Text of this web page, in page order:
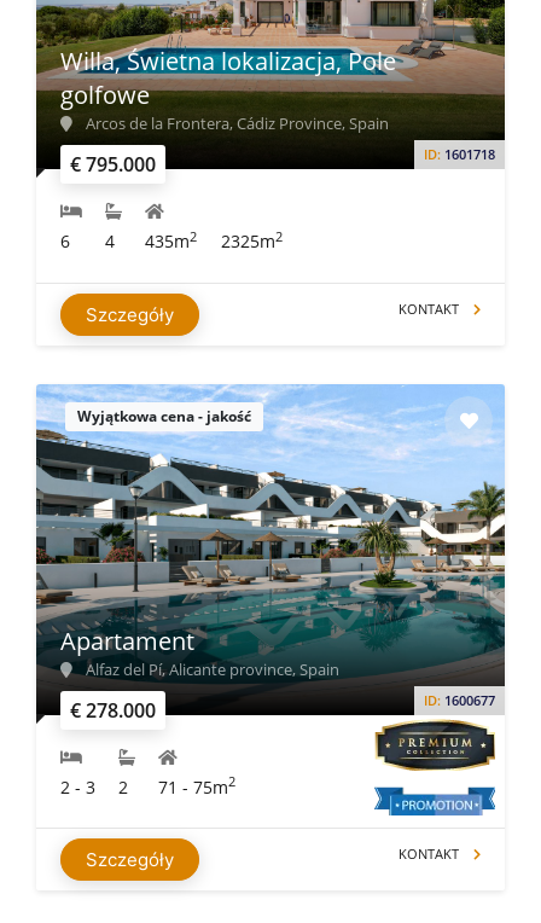
€ 795.000 ID: 1601718
Willa, Świetna lokalizacja, Pole
golfowe
Arcos de la Frontera, Cádiz Province, Spain
6 4 435m2 2325m2
Szczegóły KONTAKT
Wyjątkowa cena - jakość
€ 278.000 ID: 1600677
Apartament
Alfaz del Pí, Alicante province, Spain
2 - 3 2 71 - 75m2
Szczegóły KONTAKT